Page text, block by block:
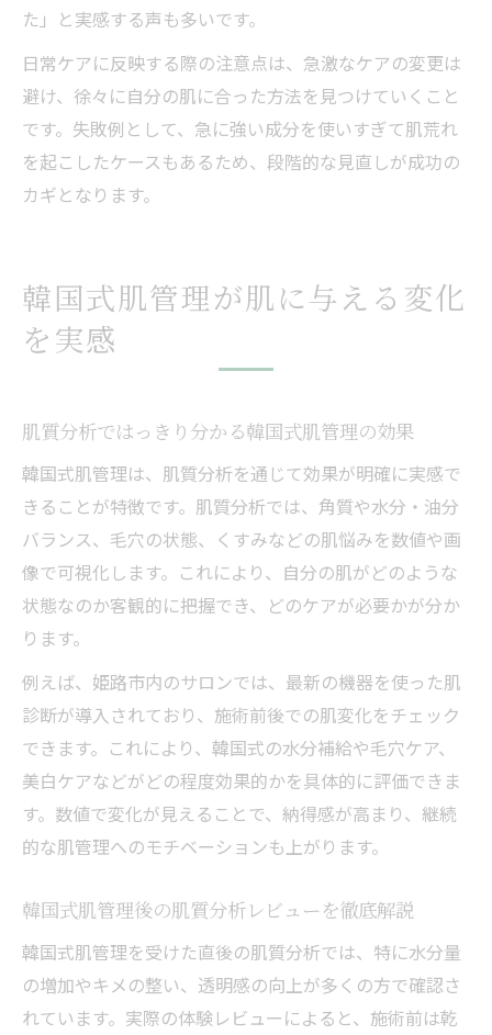
た」と実感する声も多いです。
日常ケアに反映する際の注意点は、急激なケアの変更は
避け、徐々に自分の肌に合った方法を見つけていくこと
です。失敗例として、急に強い成分を使いすぎて肌荒れ
を起こしたケースもあるため、段階的な見直しが成功の
カギとなります。
韓国式肌管理が肌に与える変化
を実感
肌質分析ではっきり分かる韓国式肌管理の効果
韓国式肌管理は、肌質分析を通じて効果が明確に実感で
きることが特徴です。肌質分析では、角質や水分・油分
バランス、毛穴の状態、くすみなどの肌悩みを数値や画
像で可視化します。これにより、自分の肌がどのような
状態なのか客観的に把握でき、どのケアが必要かが分か
ります。
例えば、姫路市内のサロンでは、最新の機器を使った肌
診断が導入されており、施術前後での肌変化をチェック
できます。これにより、韓国式の水分補給や毛穴ケア、
美白ケアなどがどの程度効果的かを具体的に評価できま
す。数値で変化が見えることで、納得感が高まり、継続
的な肌管理へのモチベーションも上がります。
韓国式肌管理後の肌質分析レビューを徹底解説
韓国式肌管理を受けた直後の肌質分析では、特に水分量
の増加やキメの整い、透明感の向上が多くの方で確認さ
れています。実際の体験レビューによると、施術前は乾